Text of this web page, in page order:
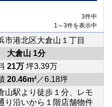
3件中
1～3件を表示中
市港北区大倉山１丁目
大倉山 1分
21万坪3.39万
20.46m²／6.18坪
山駅より徒歩１分、レモ
り沿いから１階店舗物件